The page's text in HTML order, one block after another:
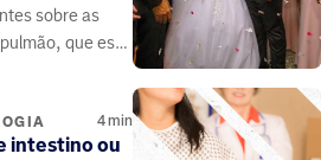
sobre as
que está
4min
intestino ou